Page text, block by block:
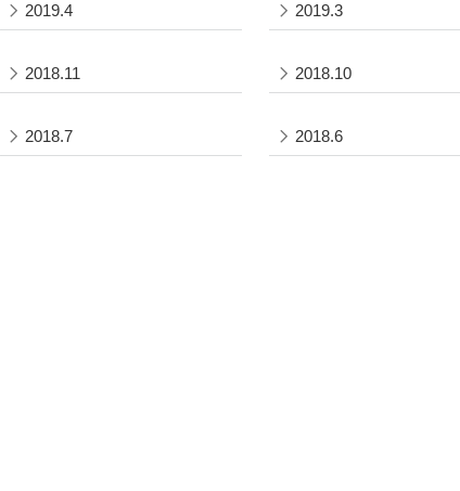
2019.4 2019.3
2018.11 2018.10
2018.7 2018.6